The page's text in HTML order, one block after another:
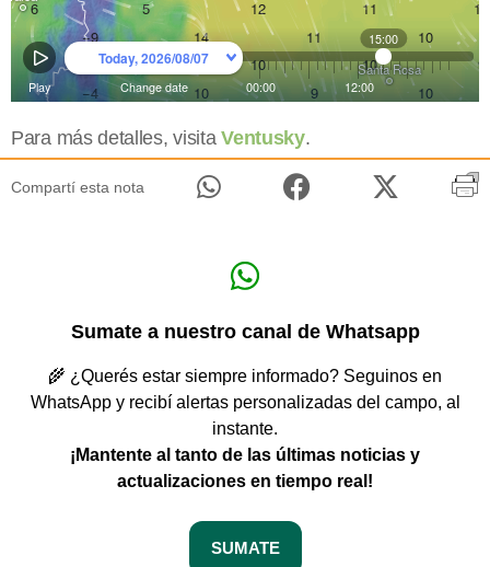
Para más detalles, visitaVentusky.
Compartí esta nota
Sumate a nuestro canal de Whatsapp
🌾 ¿Querés estar siempre informado? Seguinos en
WhatsApp y recibí alertas personalizadas del campo, al
instante.
¡Mantente al tanto de las últimas noticias y
actualizaciones en tiempo real!
SUMATE